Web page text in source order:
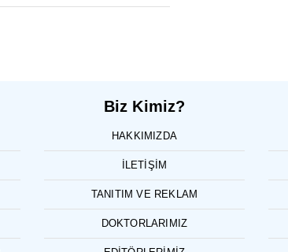
Biz Kimiz?
HAKKIMIZDA
İLETIŞIM
TANITIM VE REKLAM
DOKTORLARIMIZ